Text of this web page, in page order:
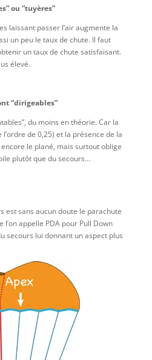
ou “tuyères”
laissant passer l’air augmente la
un peu le taux de chute. Il faut
un taux de chute satisfaisant.
élevé.
“dirigeables”
du moins en théorie. Car la
de 0,25) et la présence de la
le plané, mais surtout oblige
plutôt que du secours…
est sans aucun doute le parachute
appelle PDA pour Pull Down
secours lui donnant un aspect plus